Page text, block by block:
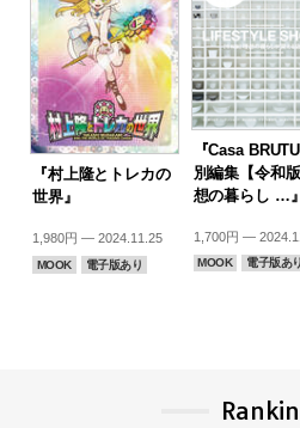
『村上隆とトレカの
世界』
1,980円 — 2024.11.25
MOOK 電子版あり
『Casa
別編集【令和
想の暮らし …』
1,700円 —
MOOK 電子版あり